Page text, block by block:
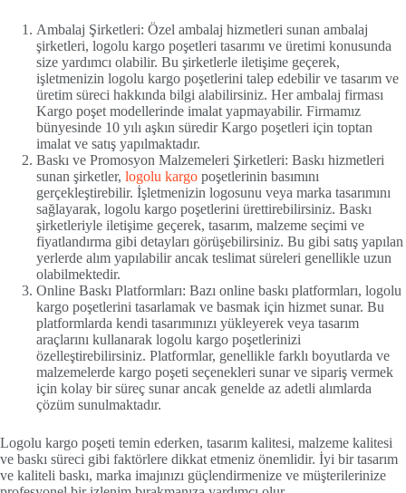
Ambalaj Şirketleri: Özel ambalaj hizmetleri sunan ambalaj
şirketleri, logolu kargo poşetleri tasarımı ve üretimi konusunda
size yardımcı olabilir. Bu şirketlerle iletişime geçerek,
işletmenizin logolu kargo poşetlerini talep edebilir ve tasarım ve
üretim süreci hakkında bilgi alabilirsiniz. Her ambalaj firması
Kargo poşet modellerinde imalat yapmayabilir. Firmamız
bünyesinde 10 yılı aşkın süredir Kargo poşetleri için toptan
imalat ve satış yapılmaktadır.
Baskı ve Promosyon Malzemeleri Şirketleri: Baskı hizmetleri
sunan şirketler, logolu kargo poşetlerinin basımını
gerçekleştirebilir. İşletmenizin logosunu veya marka tasarımını
sağlayarak, logolu kargo poşetlerini ürettirebilirsiniz. Baskı
şirketleriyle iletişime geçerek, tasarım, malzeme seçimi ve
fiyatlandırma gibi detayları görüşebilirsiniz. Bu gibi satış yapılan
yerlerde alım yapılabilir ancak teslimat süreleri genellikle uzun
olabilmektedir.
Online Baskı Platformları: Bazı online baskı platformları, logolu
kargo poşetlerini tasarlamak ve basmak için hizmet sunar. Bu
platformlarda kendi tasarımınızı yükleyerek veya tasarım
araçlarını kullanarak logolu kargo poşetlerinizi
özelleştirebilirsiniz. Platformlar, genellikle farklı boyutlarda ve
malzemelerde kargo poşeti seçenekleri sunar ve sipariş vermek
için kolay bir süreç sunar ancak genelde az adetli alımlarda
çözüm sunulmaktadır.
Logolu kargo poşeti temin ederken, tasarım kalitesi, malzeme kalitesi
ve baskı süreci gibi faktörlere dikkat etmeniz önemlidir. İyi bir tasarım
ve kaliteli baskı, marka imajınızı güçlendirmenize ve müşterilerinize